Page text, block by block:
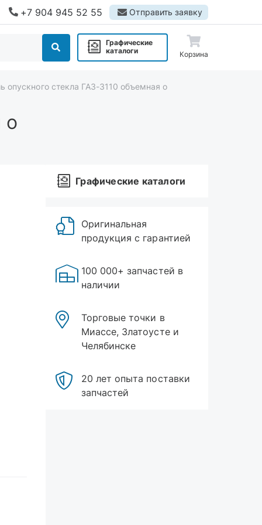
+7 904 945 52 55 Отправить заявку
Графические
каталоги
Корзина
опускного стекла ГАЗ-3110 объемная о
о
Графические каталоги
Оригинальная
продукция с гарантией
100 000+ запчастей в
наличии
Торговые точки в
Миассе, Златоусте и
Челябинске
20 лет опыта поставки
запчастей